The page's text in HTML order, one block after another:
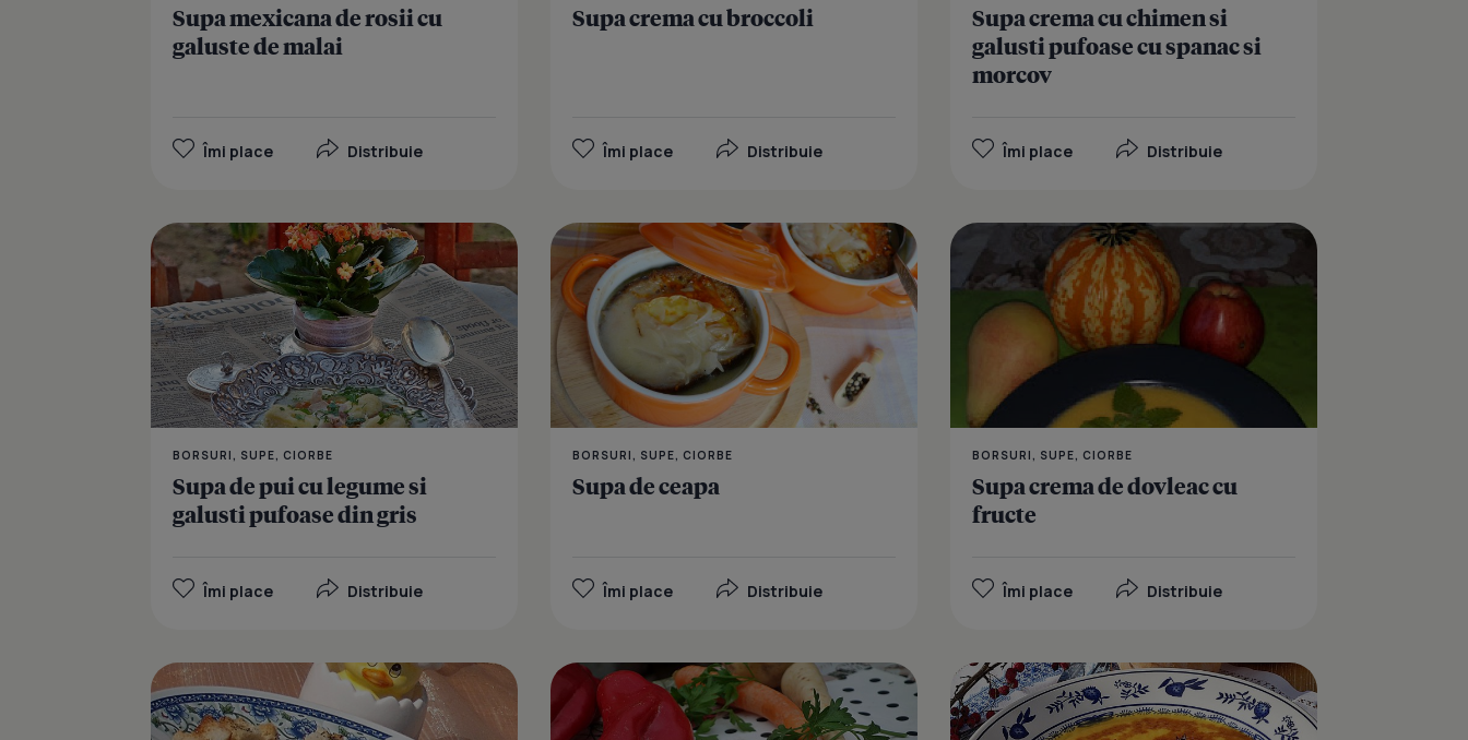
Supa mexicana de rosii cu
galuste de malai
Îmi place Distribuie
Supa crema cu broccoli
Îmi place Distribuie
Supa crema cu chimen si
galusti pufoase cu spanac si
morcov
Îmi place Distribuie
BORSURI, SUPE, CIORBE
Supa de pui cu legume si
galusti pufoase din gris
Îmi place Distribuie
Supa de pui cu legume si galusti pufoase din gris
BORSURI, SUPE, CIORBE
Supa de ceapa
Îmi place Distribuie
Supa de ceapa
BORSURI, SUPE, CIORBE
Supa crema de dovleac cu
fructe
Îmi place Distribuie
Supa-crema cu crutoane aromate Supa crema de